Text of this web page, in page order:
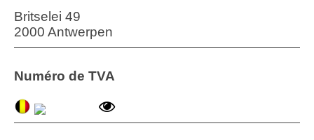
Britselei 49
2000 Antwerpen
Numéro de TVA